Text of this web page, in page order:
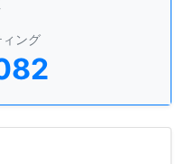
ング